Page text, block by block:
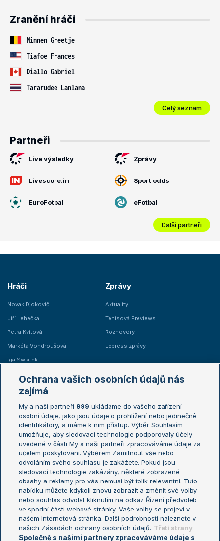
Zranění hráči
Minnen Greetje
Tiafoe Frances
Diallo Gabriel
Tararudee Lanlana
Celý seznam
Partneři
Live výsledky Zprávy
Livescore.in Sport odds
EuroFotbal eFotbal
Další partneři
Hráči
Novak Djokovič
Jiří Lehečka
Petra Kvitová
Markéta Vondroušová
Iga Swiatek
Zprávy
Aktuality
Tenisová Previews
Rozhovory
Express zprávy
Žebříčky
Žebříček ATP (muži)
Žebříček WTA (ženy)
Sázkařský žebříček
Australian Open
French Open
Wimbledon
US Open
Turnaj mistrů
Turnaj mistryň
Aktualní trendy
Fotbalové přestupy
Livesport Daily
LS Prague Open
Ochrana vašich osobních údajů nás
zajímá
My a naši partneři 999 ukládáme do vašeho zařízení
osobní údaje, jako jsou údaje o prohlížení nebo jedinečné
identifikátory, a máme k nim přístup. Výběr Souhlasím
umožňuje, aby sledovací technologie podporovaly účely
uvedené v části My a naši partneři zpracováváme údaje za
účelem poskytování. Výběrem Zamítnout vše nebo
odvoláním svého souhlasu je zakážete. Pokud jsou
sledovací technologie zakázány, některé zobrazené
obsahy a reklamy pro vás nemusí být tolik relevantní. Tuto
nabídku můžete kdykoli znovu zobrazit a změnit své volby
nebo souhlas odvolat kliknutím na odkaz Řízení předvoleb
ve spodní části webové stránky. Vaše volby se projeví v
našem Internetová stránka. Další podrobnosti naleznete v
našich Zásadách ochrany osobních údajů. Třetí strany
Společně s našimi partnery zpracováváme údaje s